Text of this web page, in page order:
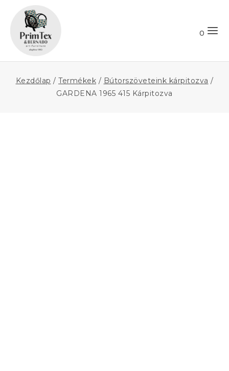
content
0
Kezdőlap / Termékek / Bútorszöveteink kárpitozva /
GARDENA 1965 415 Kárpitozva